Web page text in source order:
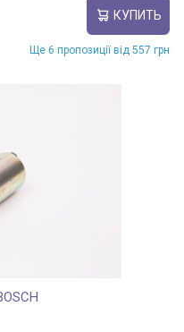
КУПИТЬ
Ще 6 пропозиції від 557 грн